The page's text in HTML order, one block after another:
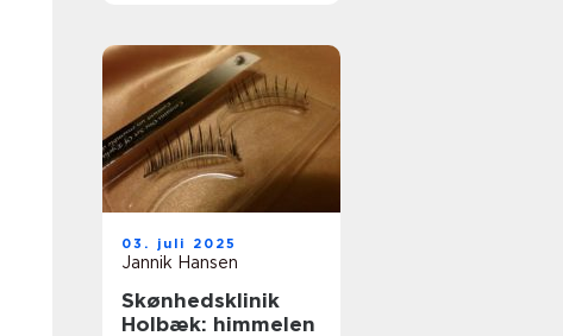
03. juli 2025
Jannik Hansen
Skønhedsklinik
Holbæk: himmelen